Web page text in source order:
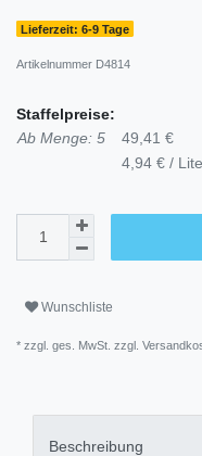
Lieferzeit: 6-9 Tage
Artikelnummer D4814
Staffelpreise:
Ab Menge: 5
49,41 €
4,94 € /
Wunschliste
* zzgl. ges. MwSt. zzgl.
Beschreibung